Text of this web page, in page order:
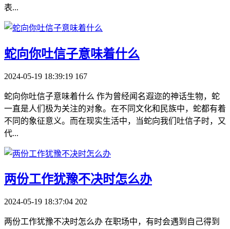
表...
​蛇向你吐信子意味着什么
2024-05-19 18:39:19 167
蛇向你吐信子意味着什么 作为曾经闻名遐迩的神话生物，蛇
一直是人们极为关注的对象。在不同文化和民族中，蛇都有着
不同的象征意义。而在现实生活中，当蛇向我们吐信子时，又
代...
​两份工作犹豫不决时怎么办
2024-05-19 18:37:04 202
两份工作犹豫不决时怎么办 在职场中，有时会遇到自己得到